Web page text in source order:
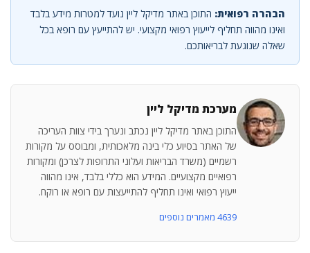
הבהרה רפואית: התוכן באתר מדיקל ליין נועד למטרות מידע בלבד
ואינו מהווה תחליף לייעוץ רפואי מקצועי. יש להתייעץ עם רופא בכל
שאלה שנוגעת לבריאותכם.
מערכת מדיקל ליין
התוכן באתר מדיקל ליין נכתב ונערך בידי צוות העריכה
של האתר בסיוע כלי בינה מלאכותית, ומבוסס על מקורות
רשמיים (משרד הבריאות ועלוני התרופות לצרכן) ומקורות
רפואיים מקצועיים. המידע הוא כללי בלבד, אינו מהווה
ייעוץ רפואי ואינו תחליף להתייעצות עם רופא או רוקח.
4639 מאמרים נוספים